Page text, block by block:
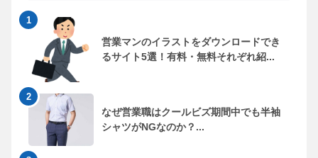
営業マンのイラストをダウンロードでき
るサイト5選！有料・無料それぞれ紹...
なぜ営業職はクールビズ期間中でも半袖
シャツがNGなのか？...